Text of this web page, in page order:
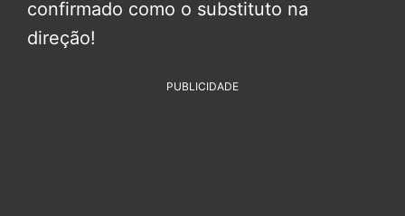
confirmado como o substituto na
direção!
PUBLICIDADE